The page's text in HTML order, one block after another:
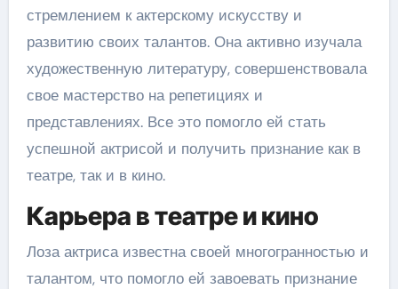
стремлением к актерскому искусству и
развитию своих талантов. Она активно изучала
художественную литературу, совершенствовала
свое мастерство на репетициях и
представлениях. Все это помогло ей стать
успешной актрисой и получить признание как в
театре, так и в кино.
Карьера в театре и кино
Лоза актриса известна своей многогранностью и
талантом, что помогло ей завоевать признание